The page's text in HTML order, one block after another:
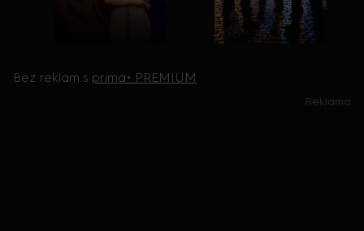
Bez reklam s prima+ PREMIUM
Reklama